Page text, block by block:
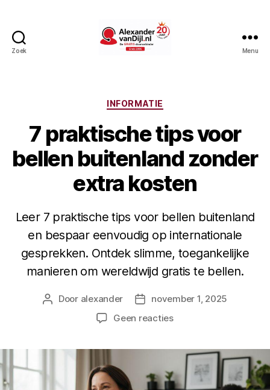
Zoek Menu
Categorieën
INFORMATIE
7 praktische tips voor
bellen buitenland zonder
extra kosten
Leer 7 praktische tips voor bellen buitenland
en bespaar eenvoudig op internationale
gesprekken. Ontdek slimme, toegankelijke
manieren om wereldwijd gratis te bellen.
Berichtauteur
Door alexander Berichtdatum
november 1, 2025
Geen reactiesop
tips
voor
bellen